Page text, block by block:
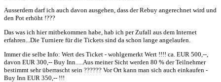
Ausserdem darf ich auch davon ausgehen, dass der Rebuy angerechnet wird und
den Pot erhöht !???
Das was ich hier mitbekommen habe, hab ich per Zufall aus dem Internet
erfahren...Die Turniere für die Tickets sind da schon lange angelaufen.
Immer die selbe Info: Wert des Ticket - wohlgemerkt Wert !!!! ca. EUR 500,--,
davon EUR 300,-- Buy Inn.....Aus meiner Sicht werden 80 % der Teilnehmer
bestimmt sehr überrascht sein ?????? Vor Ort kann man sich auch einkaufen -
Buy Inn EUR 350,-- !!!